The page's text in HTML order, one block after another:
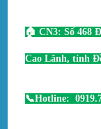
🏠 CN3: Số 468
Cao Lãnh, tỉnh
📞Hotline: